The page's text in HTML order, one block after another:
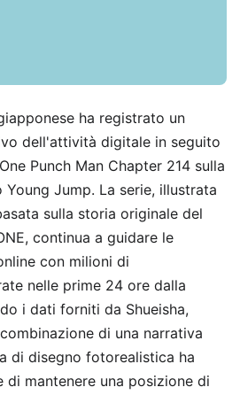
ha registrato un
dell'attività digitale in seguito
Punch Man Chapter 214 sulla
Jump. La serie, illustrata
sulla storia originale del
continua a guidare le
con milioni di
nelle prime 24 ore dalla
i dati forniti da Shueisha,
di una narrativa
di disegno fotorealistica ha
di mantenere una posizione di